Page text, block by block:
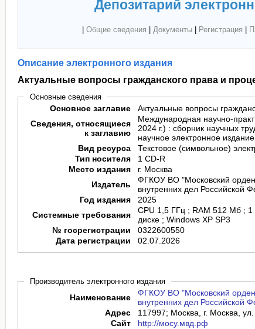
Депозитарий
Общие сведения Документы| Регистрация
Описание электронного издания
Актуальные вопросы гражданского права и
Основные сведения
Основное заглавие
Актуальные вопросы
Сведения, относящиеся
к заглавию
Международная научно-
2024 г.) : сборник научных
научное электронное издание
Вид ресурса
Текстовое (символьное)
Тип носителя
1 CD-R
Место издания
г. Москва
Издатель
ФГКОУ ВО "Московский
внутренних дел Российской
Год издания
2025
Системные требования
CPU 1,5 ГГц ; RAM 512 Мб ; 1
диске ; Windows XP SP3
№ госрегистрации
0322600550
Дата регистрации
02.07.2026
Производитель электронного издания
Наименование
ФГКОУ ВО "Московский
внутренних дел Российской
Адрес
117997; Москва, г. Москва,
Сайт
http://мосу.мвд.рф